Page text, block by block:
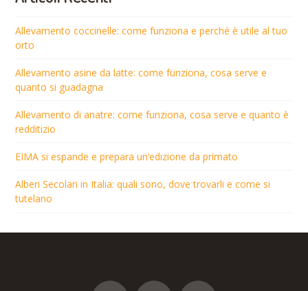
Allevamento coccinelle: come funziona e perché è utile al tuo
orto
Allevamento asine da latte: come funziona, cosa serve e
quanto si guadagna
Allevamento di anatre: come funziona, cosa serve e quanto è
redditizio
EIMA si espande e prepara un’edizione da primato
Alberi Secolari in Italia: quali sono, dove trovarli e come si
tutelano